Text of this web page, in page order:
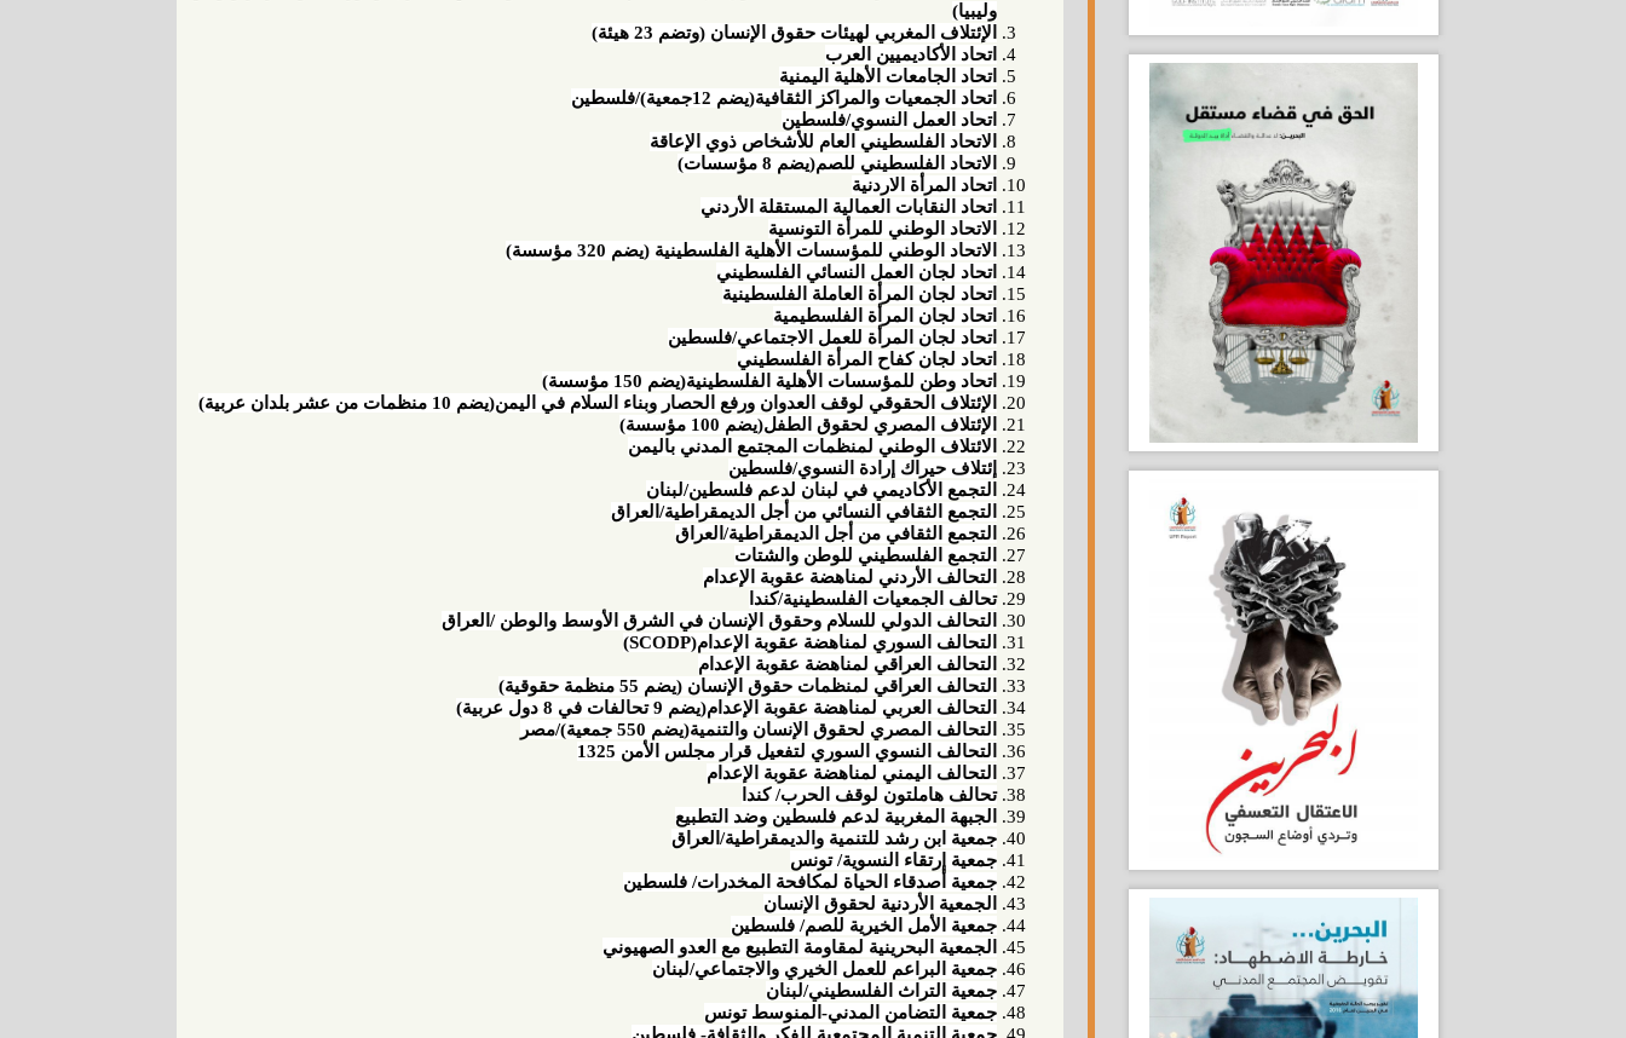
وليبيا)
الإئتلاف المغربي لهيئات حقوق الإنسان (وتضم 23 هيئة)
اتحاد الأكاديميين العرب
اتحاد الجامعات الأهلية اليمنية
اتحاد الجمعيات والمراكز الثقافية(يضم 12جمعية)/فلسطين
اتحاد العمل النسوي/فلسطين
الاتحاد الفلسطيني العام للأشخاص ذوي الإعاقة
الاتحاد الفلسطيني للصم(يضم 8 مؤسسات)
اتحاد المرأة الاردنية
اتحاد النقابات العمالية المستقلة الأردني
الاتحاد الوطني للمرأة التونسية
الاتحاد الوطني للمؤسسات الأهلية الفلسطينية (يضم 320 مؤسسة)
اتحاد لجان العمل النسائي الفلسطيني
اتحاد لجان المرأة العاملة الفلسطينية
اتحاد لجان المرأة الفلسطيمية
اتحاد لجان المرأة للعمل الاجتماعي/فلسطين
اتحاد لجان كفاح المرأة الفلسطيني
اتحاد وطن للمؤسسات الأهلية الفلسطينية(يضم 150 مؤسسة)
الإئتلاف الحقوقي لوقف العدوان ورفع الحصار وبناء السلام في اليمن(يضم 10 منظمات من عشر بلدان عربية)
الإئتلاف المصري لحقوق الطفل(يضم 100 مؤسسة)
الائتلاف الوطني لمنظمات المجتمع المدني باليمن
إئتلاف حيراك إرادة النسوي/فلسطين
التجمع الأكاديمي في لبنان لدعم فلسطين/لبنان
التجمع الثقافي النسائي من أجل الديمقراطية/العراق
التجمع الثقافي من أجل الديمقراطية/العراق
التجمع الفلسطيني للوطن والشتات
التحالف الأردني لمناهضة عقوبة الإعدام
تحالف الجمعيات الفلسطينية/كندا
التحالف الدولي للسلام وحقوق الإنسان في الشرق الأوسط والوطن /العراق
التحالف السوري لمناهضة عقوبة الإعدام(SCODP
)
التحالف العراقي لمناهضة عقوبة الإعدام
التحالف العراقي لمنظمات حقوق الإنسان (يضم 55 منظمة حقوقية)
التحالف العربي لمناهضة عقوبة الإعدام(يضم 9 تحالفات في 8 دول عربية)
التحالف المصري لحقوق الإنسان والتنمية(يضم 550 جمعية)/مصر
التحالف النسوي السوري لتفعيل قرار مجلس الأمن 1325
التحالف اليمني لمناهضة عقوبة الإعدام
تحالف هاملتون لوقف الحرب/ كندا
الجبهة المغربية لدعم فلسطين وضد التطبيع
جمعية ابن رشد للتنمية والديمقراطية/العراق
جمعية إرتقاء النسوية/ تونس
جمعية أصدقاء الحياة لمكافحة المخدرات/ فلسطين
الجمعية الأردنية لحقوق الإنسان
جمعية الأمل الخيرية للصم/ فلسطين
الجمعية البحرينية لمقاومة التطبيع مع العدو الصهيوني
جمعية البراعم للعمل الخيري والاجتماعي/لبنان
جمعية التراث الفلسطيني/لبنان
جمعية التضامن المدني-المنوسط تونس